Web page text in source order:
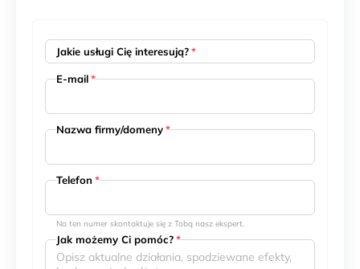
Jakie usługi Cię interesują?*
E-mail*
Nazwa firmy/domeny*
Telefon *
Na ten numer skontaktuje się z Tobą nasz ekspert.
Jak możemy Ci pomóc?*